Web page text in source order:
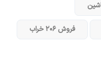
فروش ۲۰۶ خراب